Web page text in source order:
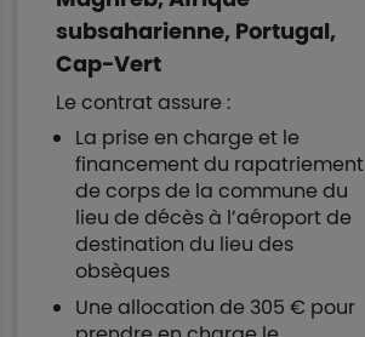
subsaharienne, Portugal,
Cap-Vert
Le contrat assure :
La prise en charge et le
financement du rapatriement
de corps de la commune du
lieu de décès à l’aéroport de
destination du lieu des
obsèques
Une allocation de 305 € pour